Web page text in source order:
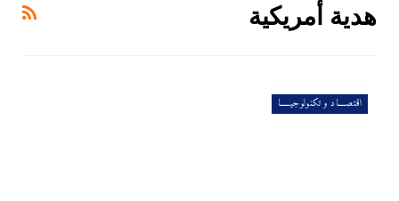
هدية أمريكية
اقتصــــاد و تكنولوجيـــــا